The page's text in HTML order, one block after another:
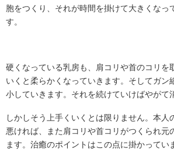
胞をつくり、それが時間を掛けて大きくなっ
す。
硬くなっている乳房も、肩コリや首のコリを
いくと柔らかくなっていきます。そしてガン
小していきます。それを続けていけばやがて
しかしそう上手くいくとは限りません。本人
悪ければ、また肩コリや首コリがつくられ元
ます。治癒のポイントはこの点に掛かってい